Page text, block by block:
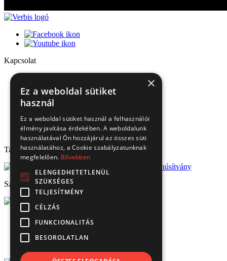
Kapcsolat
3070 Bátonyterenye, Ózdi út 15.
8693 Lengyeltóti, Fonyódi u. 10.
4220 Hajdúböszörmény, Bánság Tér 8.
Tel.: (+36) 1 306 3770
Email: verbis@verbis.hu
Tanúsítványaink
Széchenyi 2020
© Verbis Kft 2026
ÁSZF
Adatvédelem
×
Ez a weboldal sütiket
használ
Ez a weboldal sütiket használ a felhasználói
élmény javítása érdekében. A weboldalunk
használatával Ön hozzájárul az összes süti
használatához, a Cookie szabályzatunknak
megfelelően. Bővebben
ELENGEDHETETLENÜL
SZÜKSÉGES
TELJESÍTMÉNY
CÉLZÁS
FUNKCIONALITÁS
BESOROLATLAN